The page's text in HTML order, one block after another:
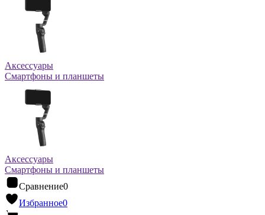
Аксессуары
Смартфоны и планшеты
Аксессуары
Смартфоны и планшеты
Сравнение0
Избранное0